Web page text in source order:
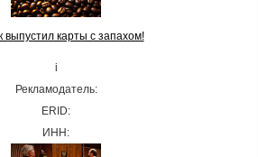
выпустил карты с запахом!
i
Рекламодатель:
ERID:
ИНН: